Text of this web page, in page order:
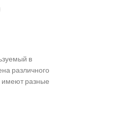
в
различного
имеют разные